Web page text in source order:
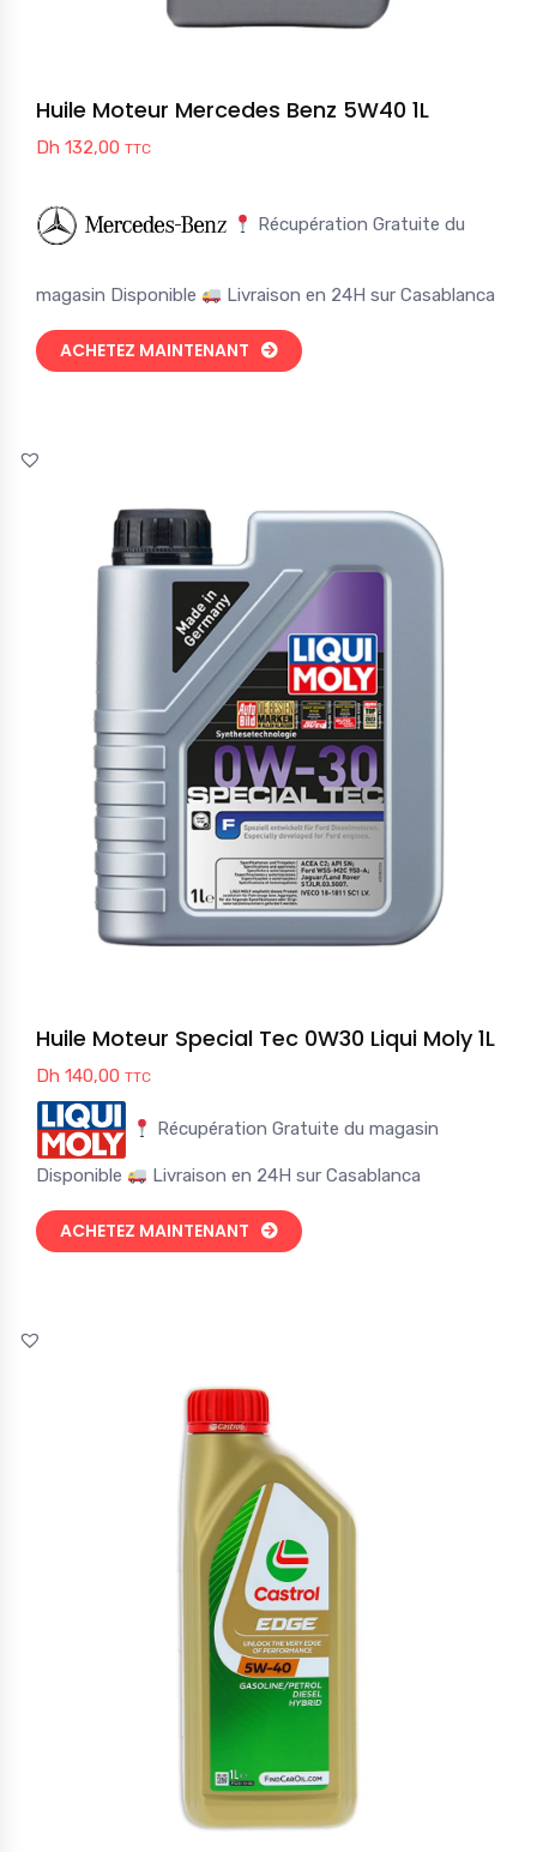
Huile Moteur Mercedes Benz 5W40 1L
Dh 132,00 TTC
Récupération Gratuite du
magasin Disponible Livraison en 24H sur Casablanca
ACHETEZ MAINTENANT
Huile Moteur Special Tec 0W30 Liqui Moly 1L
Dh 140,00 TTC
Récupération Gratuite du magasin
Disponible Livraison en 24H sur Casablanca
ACHETEZ MAINTENANT